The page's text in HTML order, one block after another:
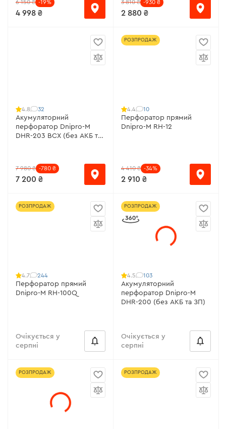
6 150 ₴ -19%
4 998 ₴
3 810 ₴ -930 ₴
2 880 ₴
4.8 32
Акумуляторний
перфоратор Dnipro-M
DHR-203 BCX (без АКБ та
7 980 ₴ -780 ₴
7 200 ₴
РОЗПРОДАЖ
4.4 10
Перфоратор прямий
Dnipro-M RH-12
4 410 ₴ -34%
2 910 ₴
РОЗПРОДАЖ
4.7 244
Перфоратор прямий
Dnipro-M RH-100Q
Очікується у
серпні
РОЗПРОДАЖ
4.5 103
Акумуляторний
перфоратор Dnipro-M
DHR-200 (без АКБ та ЗП)
Очікується у
серпні
РОЗПРОДАЖ РОЗПРОДАЖ